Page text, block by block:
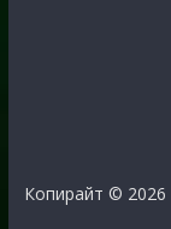
Копирайт © 2026